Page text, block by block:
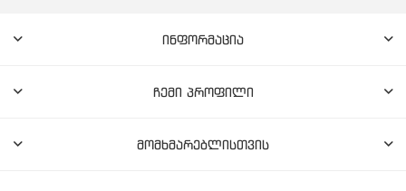
ინფორმაცია
ჩემი პროფილი
მომხმარებლისთვის